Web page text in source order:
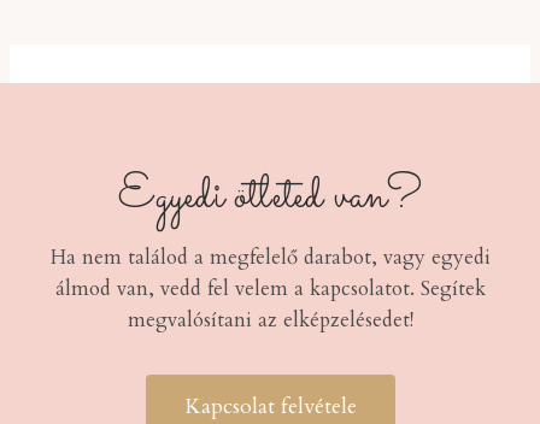
Egyedi ötleted van?
Ha nem találod a megfelelő darabot, vagy egyedi
álmod van, vedd fel velem a kapcsolatot. Segítek
megvalósítani az elképzelésedet!
Kapcsolat felvétele